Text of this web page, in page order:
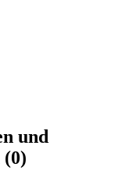
und
(0)